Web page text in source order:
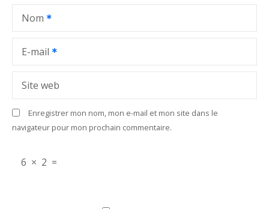
t
i
Nom
E-mail
Site web
Enregistrer mon nom, mon e-mail et mon site dans le
navigateur pour mon prochain commentaire.
6 × 2 =